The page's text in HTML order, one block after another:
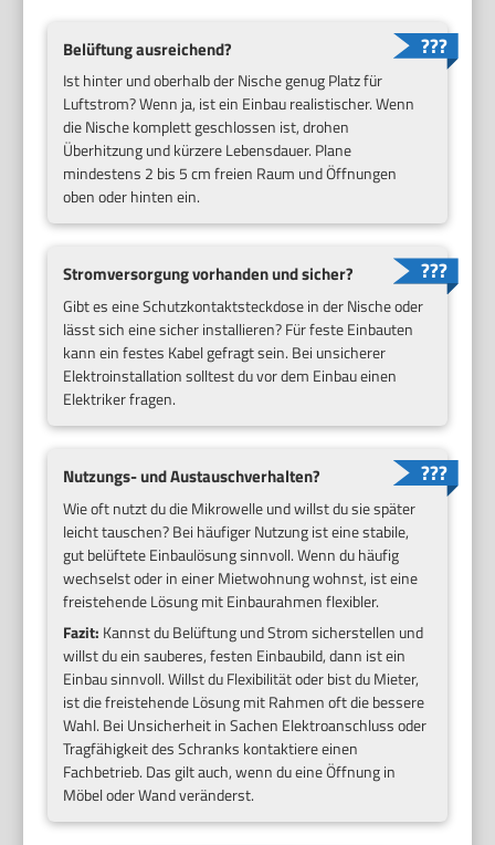
Belüftung ausreichend?
Ist hinter und oberhalb der Nische genug Platz für
Luftstrom? Wenn ja, ist ein Einbau realistischer. Wenn
die Nische komplett geschlossen ist, drohen
Überhitzung und kürzere Lebensdauer. Plane
mindestens 2 bis 5 cm freien Raum und Öffnungen
oben oder hinten ein.
Stromversorgung vorhanden und sicher?
Gibt es eine Schutzkontaktsteckdose in der Nische oder
lässt sich eine sicher installieren? Für feste Einbauten
kann ein festes Kabel gefragt sein. Bei unsicherer
Elektroinstallation solltest du vor dem Einbau einen
Elektriker fragen.
Nutzungs- und Austauschverhalten?
Wie oft nutzt du die Mikrowelle und willst du sie später
leicht tauschen? Bei häufiger Nutzung ist eine stabile,
gut belüftete Einbaulösung sinnvoll. Wenn du häufig
wechselst oder in einer Mietwohnung wohnst, ist eine
freistehende Lösung mit Einbaurahmen flexibler.
Fazit: Kannst du Belüftung und Strom sicherstellen und
willst du ein sauberes, festen Einbaubild, dann ist ein
Einbau sinnvoll. Willst du Flexibilität oder bist du Mieter,
ist die freistehende Lösung mit Rahmen oft die bessere
Wahl. Bei Unsicherheit in Sachen Elektroanschluss oder
Tragfähigkeit des Schranks kontaktiere einen
Fachbetrieb. Das gilt auch, wenn du eine Öffnung in
Möbel oder Wand veränderst.